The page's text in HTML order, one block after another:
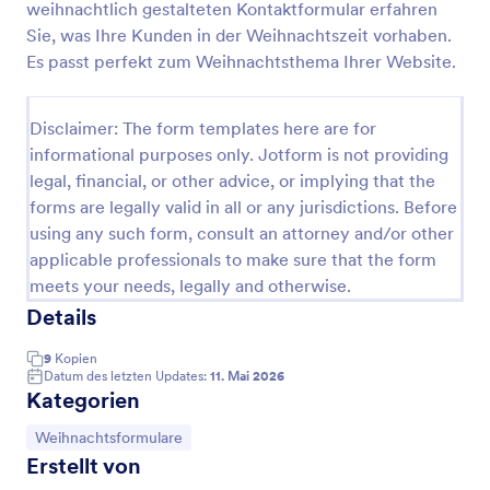
weihnachtlich gestalteten Kontaktformular erfahren
Sie, was Ihre Kunden in der Weihnachtszeit vorhaben.
Es passt perfekt zum Weihnachtsthema Ihrer Website.
Disclaimer: The form templates here are for
informational purposes only. Jotform is not providing
legal, financial, or other advice, or implying that the
forms are legally valid in all or any jurisdictions. Before
using any such form, consult an attorney and/or other
applicable professionals to make sure that the form
meets your needs, legally and otherwise.
Details
9 Kopien
Datum des letzten Updates: 11. Mai 2026
Kategorien
Zur Kategorie:
Weihnachtsformulare
Erstellt von
Veröffentlichungsmethoden in eine Webseite
eingebettet oder über einen direkten Link
aufgerufen werden. Dieses RSVP-Formular für die
Weihnachtsfeier enthält Formularfelder, die nach
dem Namen, der E-Mail-Adresse, der
Telefonnummer und der Teilnahmebestätigung
fragen. Diese Formularvorlage verwendet das
Widget "Konfigurierbare Liste", sodass der
Eingeladene Gäste mitbringen kann, indem er sie
einträgt. Dieses Widget ist nützlich, wenn Sie nicht
wissen, wie viele Gäste der Eingeladene mitbringen
wird, da dieses Widget dem Befragten erlaubt,
ähnliche Felder dynamisch hinzuzufügen. Diese
Formularvorlage verwendet das Absatz-Tool, um
statische Inhalte oder Text anzuzeigen, der meist für
Anweisungen verwendet wird. Sie können weitere
Bilder einfügen oder das Layout des Formulars mit
dem Formulargenerator und dem Formulardesigner
Vorschau